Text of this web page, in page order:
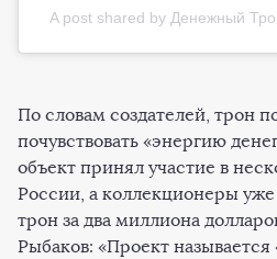
A post shared by Денежный
По словам создателей, трон
почувствовать «энергию
объект принял участие в
России, а коллекционеры
трон за два миллиона
Рыбаков: «Проект